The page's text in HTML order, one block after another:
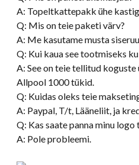
A: Topeltkattepakk ühe
Q: Mis on teie paketi värv?
A: Me kasutame musta
Q: Kui kaua see tootmiseks
A: See on teie tellitud
Allpool 1000 tükid.
Q: Kuidas oleks teie
A: Paypal, T/t, Lääneliit, ja
Q: Kas saate panna minu logo
A: Pole probleemi.